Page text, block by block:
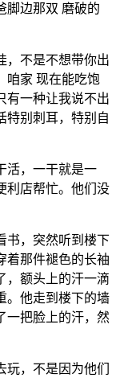
脚边那双 磨破的
，不是不想带你出
咱家 现在能吃饱
有一种让我说不出
特别刺耳，特别自
活，一干就是一
利店帮忙。他们没
书，突然听到楼下
着那件褪色的长袖
，额头上的汗一滴
。他走到楼下的墙
一把脸上的汗，然
，不是因为他们